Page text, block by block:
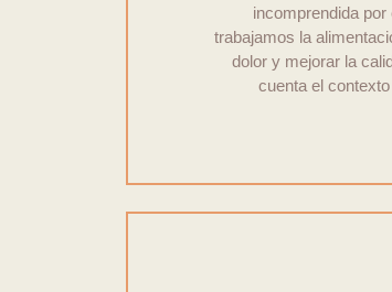
incomprendida
trabajamos la
dolor y mejorar la
cuenta el